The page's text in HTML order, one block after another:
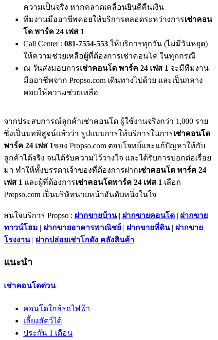
ความเป็นจริง หากคลาดเคลื่อนยินดีคืนเงิน
ทีมงานมืออาชีพคอยให้บริการตลอดระหว่างการเช่าคอน
โด พาร์ค 24 เฟส 1
Call Center : 081-7554-553 ให้บริการทุกวัน (ไม่มีวันหยุด)
ให้ความช่วยเหลือผู้ที่ต้องการเช่าคอนโด ในทุกกรณี
ณ วันส่งมอบการเช่าคอนโด พาร์ค 24 เฟส 1 จะมีทีมงาน
มืออาชีพจาก Propso.com เดินทางไปด้วย และเป็นกลาง
คอยให้ความช่วยเหลือ
จากประสบการณ์ลูกค้าเช่าคอนโด ผู้ใช้งานจริงกว่า 1,000 ราย
ซึ่งเป็นบทพิสูจน์แล้วว่า รูปแบบการให้บริการในการเช่าคอนโด
พาร์ค 24 เฟส 1ของ Propso.com ตอบโจทย์และแก้ปัญหาให้กับ
ลูกค้าได้จริง จนได้รับความไว้วางใจ และได้รับการบอกต่อเรื่อย
มา ทำให้ทั้งบรรดาเจ้าของที่ต้องการฝากเช่าคอนโด พาร์ค 24
เฟส 1 และผู้ที่ต้องการเช่าคอนโดพาร์ค 24 เฟส 1 เลือก
Propso.com เป็นบริษัทนายหน้าอันดับหนึ่งในใจ
สนใจบริการ Propso : ฝากขายบ้าน| ฝากขายคอนโด | ฝากขาย
ทาวน์โฮม | ฝากขายอาคารพาณิชย์ | ฝากขายที่ดิน| ฝากขาย
โรงงาน| ฝากปล่อยเช่าโกดัง คลังสินค้า
แนะนำ
เช่าคอนโดด่วน
คอนโดใกล้รถไฟฟ้า
เลี้ยงสัตว์ได้
ประกัน 1 เดือน